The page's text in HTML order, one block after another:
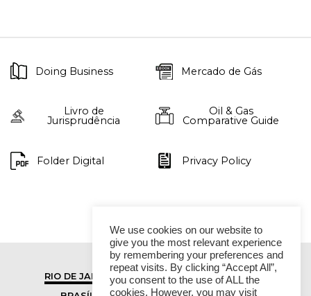
Doing Business Mercado de Gás
Livro de
Jurisprudência
Oil & Gas
Comparative Guide
Folder Digital Privacy Policy
RIO DE JANEIRO
SÃO PAULO
We use cookies on our website to
give you the most relevant experience
by remembering your preferences and
repeat visits. By clicking “Accept All”,
you consent to the use of ALL the
cookies. However, you may visit